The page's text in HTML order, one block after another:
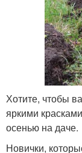
Хотите, чтобы
яркими
осенью на даче.
Новички,